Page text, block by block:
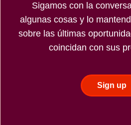
Sigamos con la
algunas cosas y lo
sobre las últimas
coincidan con sus
Sign up